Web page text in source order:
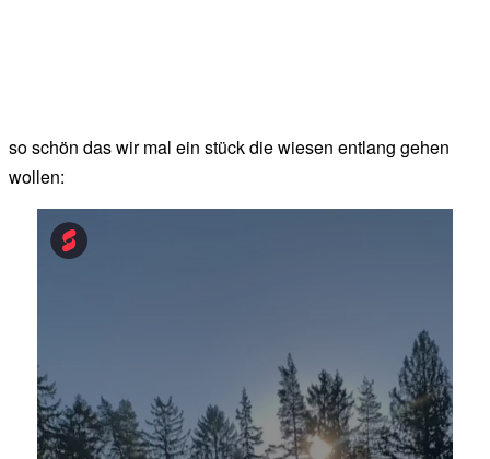
so schön das wir mal ein stück die wiesen entlang gehen
wollen: